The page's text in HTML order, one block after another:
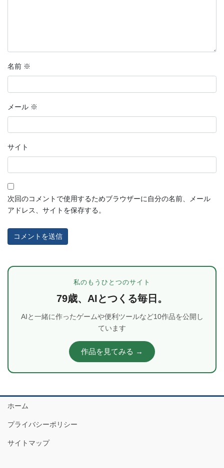
名前 ※
メール ※
サイト
次回のコメントで使用するためブラウザーに自分の名前、メール
アドレス、サイトを保存する。
私のもうひとつのサイト
79歳、AIとつくる毎日。
AIと一緒に作ったゲームや便利ツールなど10作品を公開し
ています
作品を見てみる →
ホーム
プライバシーポリシー
サイトマップ